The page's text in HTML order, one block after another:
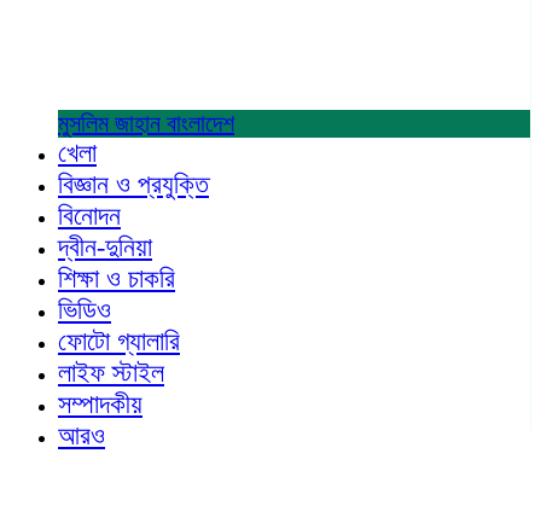
মুসলিম জাহান বাংলাদেশ
খেলা
বিজ্ঞান ও প্রযুক্তি
বিনোদন
দ্বীন-দুনিয়া
শিক্ষা ও চাকরি
ভিডিও
ফোটো গ্যালারি
লাইফ স্টাইল
সম্পাদকীয়
আরও